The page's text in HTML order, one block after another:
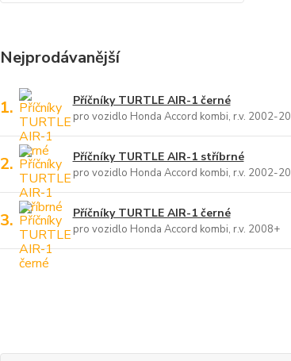
Nejprodávanější
1. Příčníky TURTLE AIR-1 černé
pro vozidlo Honda Accord kombi, r.v. 2002-
2. Příčníky TURTLE AIR-1 stříbrné
pro vozidlo Honda Accord kombi, r.v. 2002-
3. Příčníky TURTLE AIR-1 černé
pro vozidlo Honda Accord kombi, r.v. 2008+